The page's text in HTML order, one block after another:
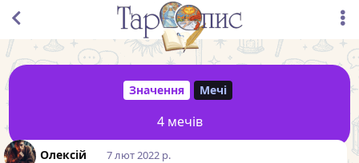
Значення Мечі
4 мечів
Олексій 7 лют 2022 р.